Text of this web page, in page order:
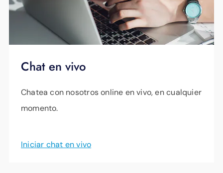
Chat en vivo
Chatea con nosotros online en vivo, en cualquier
momento.
Iniciar chat en vivo